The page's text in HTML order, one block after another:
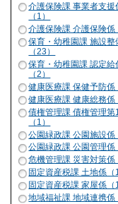
介護保険課 事業者支援
（1）
介護保険課 介護保険係
保育・幼稚園課 施設整
（23）
保育・幼稚園課 認定給
（2）
健康医療課 保健予防係
健康医療課 健康総務係
債権管理課 債権管理第
（1）
公園緑政課 公園施設係
公園緑政課 公園管理係
危機管理課 災害対策係
固定資産税課 土地係（1
固定資産税課 家屋係（1
地域福祉課 地域連携係